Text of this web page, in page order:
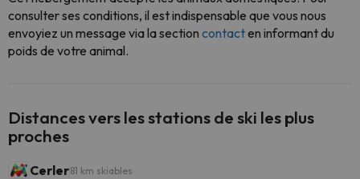
consulter ses conditions, il est indispensable que vous nous
envoyiez un message via la section contacten informant du
poids de votre animal.
Distances vers les stations de ski les plus
proches
Cerler81 km skiables